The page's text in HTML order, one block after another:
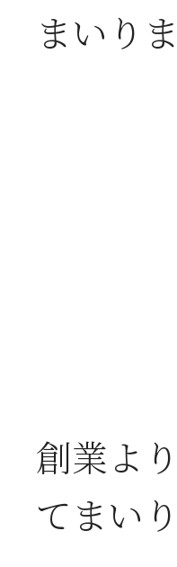
まいり
創業よ
てまい